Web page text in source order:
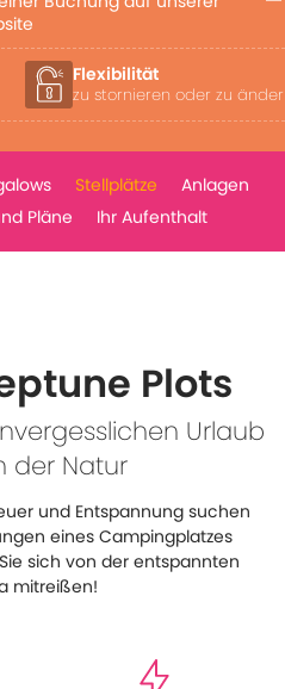
Late Check-out
je nach Verfügbarkeit
Stellplätze
Anlagen
Pläne Ihr Aufenthalt
Plots
Urlaub
der Natur
und Entspannung suchen
eines Campingplatzes
sich von der entspannten
mitreißen!